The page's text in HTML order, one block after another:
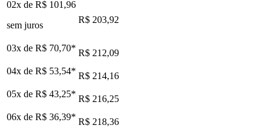
02x de R$ 101,96
sem juros
R$ 203,92
03x de R$ 70,70* R$ 212,09
04x de R$ 53,54* R$ 214,16
05x de R$ 43,25* R$ 216,25
06x de R$ 36,39* R$ 218,36